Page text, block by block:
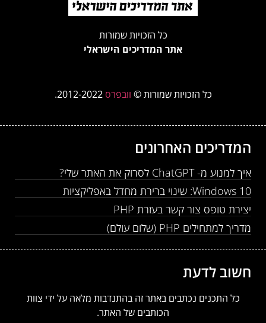
כל הזכויות שמורות
אתר המדריכים הישראלי
כל הזכויות שמורות © וובפרס 2012-2022.
המדריכים האחרונים
איך למנוע מ- ChatGPT לסרוק את האתר שלי?
Windows 10: שינוי ברירת מחדל באפליקציות
יצירת טופס צור קשר בעזרת PHP
מדריך למתחילים PHP (שלום עולם)
חשוב לדעת
כל התכנים נכתבים באתר זה בהתנדבות מלאה על ידי צוות
הכותבים של האתר.